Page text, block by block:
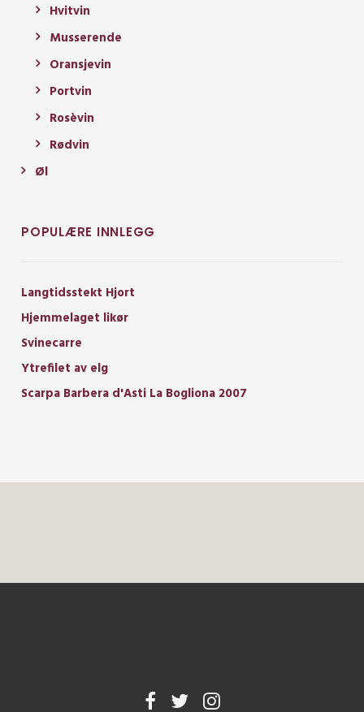
Hvitvin
Musserende
Oransjevin
Portvin
Rosèvin
Rødvin
Øl
POPULÆRE INNLEGG
Langtidsstekt Hjort
Hjemmelaget likør
Svinecarre
Ytrefilet av elg
Scarpa Barbera d'Asti La Bogliona 2007